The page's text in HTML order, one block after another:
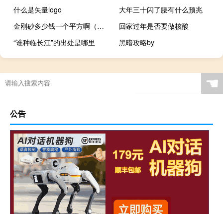
什么是矢量logo
大年三十闪了腰有什么预兆
金刚砂多少钱一个平方啊（金刚砂多少钱一吨）
回家过年是否要做核酸
“谁种临长江”的出处是哪里
黑暗攻略by
☚
公告